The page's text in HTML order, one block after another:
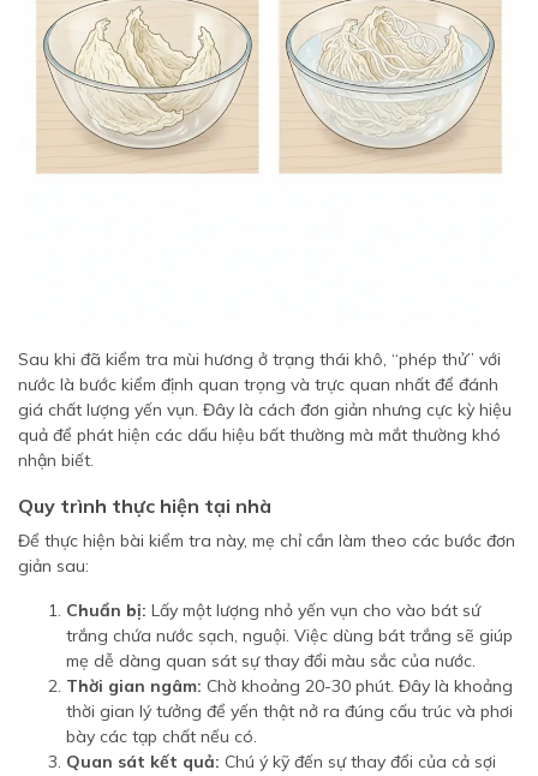
Sau khi đã kiểm tra mùi hương ở trạng thái khô, “phép thử” với
nước là bước kiểm định quan trọng và trực quan nhất để đánh
giá chất lượng yến vụn. Đây là cách đơn giản nhưng cực kỳ hiệu
quả để phát hiện các dấu hiệu bất thường mà mắt thường khó
nhận biết.
Quy trình thực hiện tại nhà
Để thực hiện bài kiểm tra này, mẹ chỉ cần làm theo các bước đơn
giản sau:
Chuẩn bị: Lấy một lượng nhỏ yến vụn cho vào bát sứ
trắng chứa nước sạch, nguội. Việc dùng bát trắng sẽ giúp
mẹ dễ dàng quan sát sự thay đổi màu sắc của nước.
Thời gian ngâm: Chờ khoảng 20-30 phút. Đây là khoảng
thời gian lý tưởng để yến thật nở ra đúng cấu trúc và phơi
bày các tạp chất nếu có.
Quan sát kết quả: Chú ý kỹ đến sự thay đổi của cả sợi